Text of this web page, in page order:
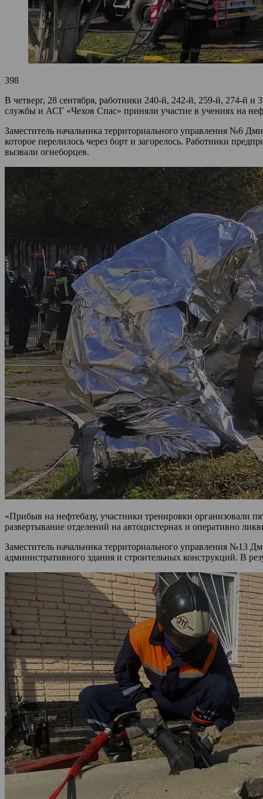
398
В четверг, 28 сентября, работники 240-й, 242-й, 259-й, 274-й
службы и АСГ «Чехов Спас» приняли участие в учениях на
Заместитель начальника территориального управления №6
которое перелилось через борт и загорелось. Работники
вызвали огнеборцев.
«Прибыв на нефтебазу, участники тренировки организовали
развертывание отделений на автоцистернах и оперативно
Заместитель начальника территориального управления №13
административного здания и строительных конструкций. В